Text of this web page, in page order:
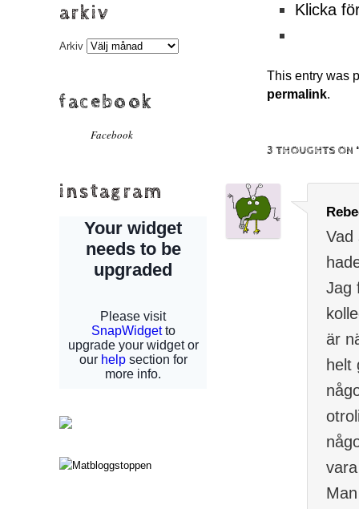
Klicka
This entry was
permalink.
3 THOUGHTS ON
Vad
Jag
är
helt
arkiv
Arkiv
facebook
Facebook
instagram